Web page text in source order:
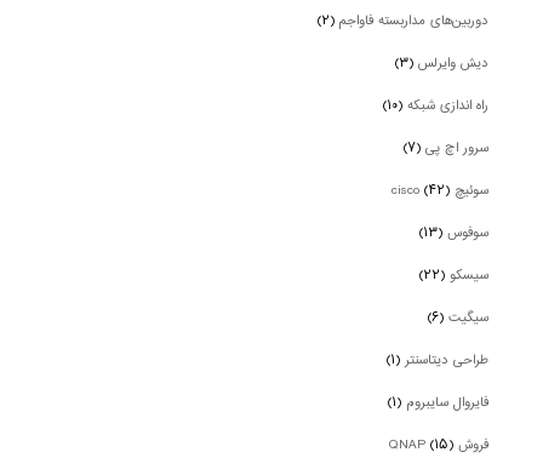
دوربین‌های مداربسته فاواجم(۲)
دیش وایرلس(۳)
راه اندازی شبکه(۱۰)
سرور اچ پی(۷)
سوئیچ cisco (۴۲)
سوفوس(۱۳)
سیسکو(۲۲)
سیگیت(۶)
طراحی دیتاسنتر(۱)
فایروال سایبروم (۱)
فروش QNAP (۱۵)